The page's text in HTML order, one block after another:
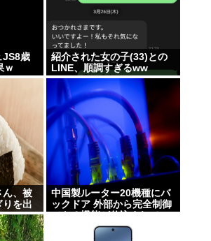
JS8歳
ｗ
紹介された女の子(33)との
LINE、順調すぎるww
ん、被
りを出
中国製ルーター20機種にバ
ックドア 外部から完全制御